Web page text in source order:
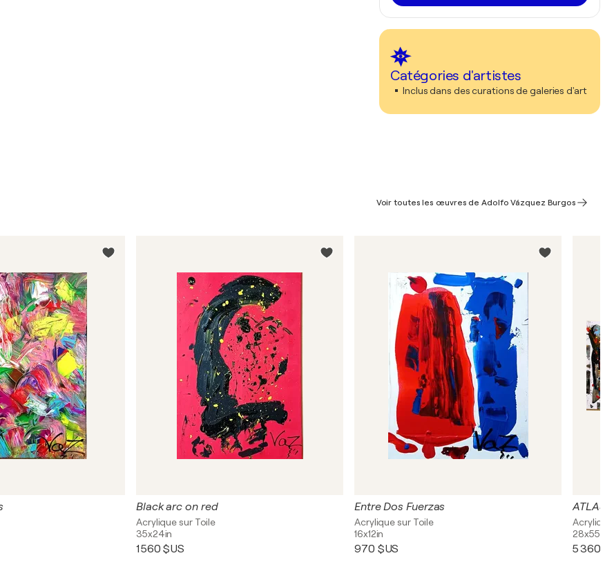
Catégories d'artistes
Inclus dans des curations de galeries d'art
Voir toutes les œuvres de Adolfo Vázquez Burgos
Black arc on red
Acrylique sur Toile
35x24in
1 560 $US
Entre Dos Fuerzas
Acrylique sur Toile
16x12in
970 $US
ATLAS
28x55in
5 360